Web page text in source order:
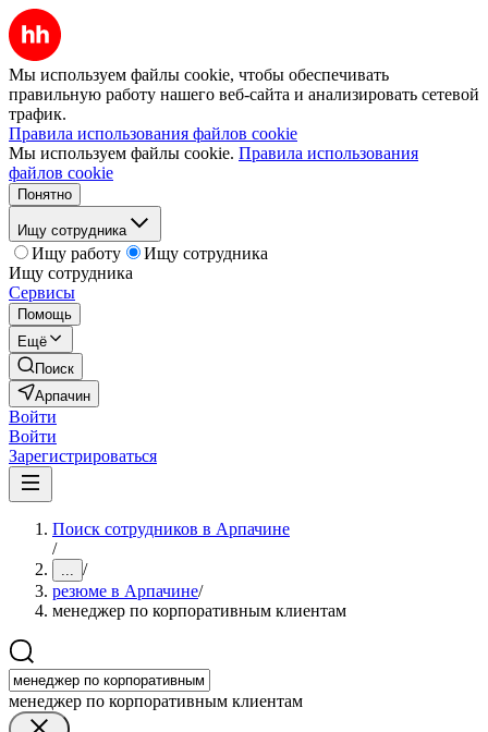
Мы используем файлы cookie, чтобы обеспечивать
правильную работу нашего веб-сайта и анализировать сетевой
трафик.
Правила использования файлов cookie
Мы используем файлы cookie. Правила использования
файлов cookie
Понятно
Ищу сотрудника
Ищу работу
Ищу сотрудника
Ищу сотрудника
Сервисы
Помощь
Ещё
Поиск
Арпачин
Войти
Войти
Зарегистрироваться
Поиск сотрудников в Арпачине
/
... /
резюме в Арпачине/
менеджер по корпоративным клиентам
менеджер по корпоративным клиентам